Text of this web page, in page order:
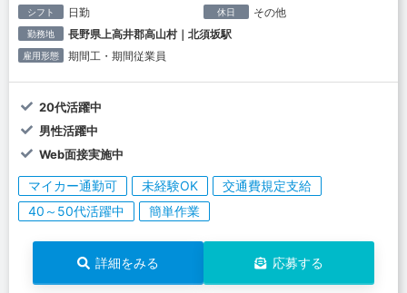
シフト 日勤 休日 その他
勤務地 長野県上高井郡高山村｜北須坂駅
雇用形態 期間工・期間従業員
20代活躍中
男性活躍中
Web面接実施中
マイカー通勤可 未経験OK
交通費規定支給
40～50代活躍中
簡単作業
詳細をみる 応募する